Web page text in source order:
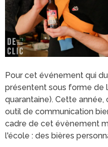
Pour cet événement qui
présentent sous forme de
quarantaine). Cette
outil de communication
cadre de cet évènement
l'école : des bières